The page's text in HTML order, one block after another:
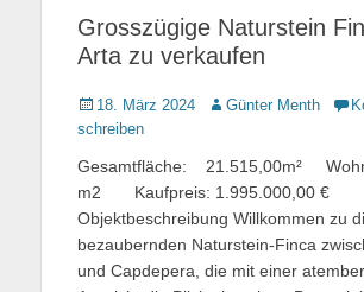
Grosszügige Naturstein
Arta zu verkaufen
Gepostet
am
18. März 2024 AutorGünter Menth
schreiben
Gesamtfläche: 21.515,00m²
m2 Kaufpreis: 1.995.000,00 €
Objektbeschreibung Willkommen zu
bezaubernden Naturstein-Finca
und Capdepera, die mit einer